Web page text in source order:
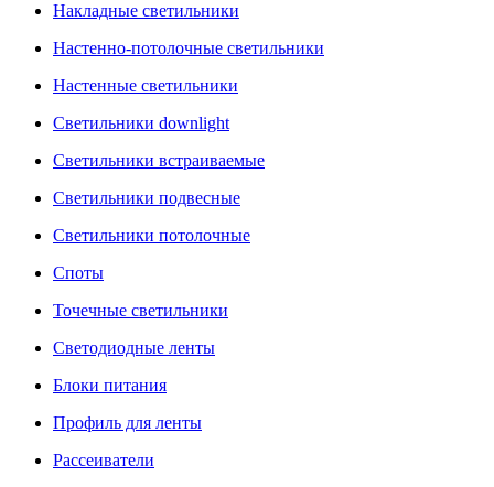
Накладные светильники
Настенно-потолочные светильники
Настенные светильники
Светильники downlight
Светильники встраиваемые
Светильники подвесные
Светильники потолочные
Споты
Точечные светильники
Светодиодные ленты
Блоки питания
Профиль для ленты
Рассеиватели